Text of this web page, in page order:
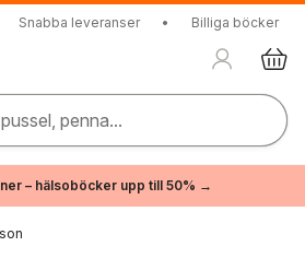
Snabba leveranser • Billiga böcker
penna...
– hälsoböcker upp till 50% →